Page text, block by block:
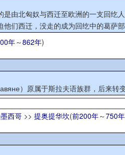
由北匈奴与西迁至欧洲的一支回
们西迁，没走的成为回纥中的葛萨
年～862年)
）原属于斯拉夫语族群，后来
西哥 >> 提奥提华坎(前200年～750年